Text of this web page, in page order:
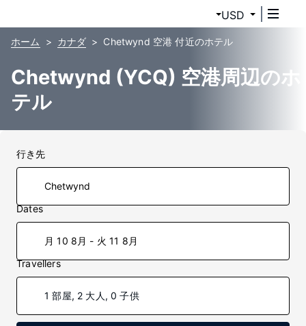
USD
ホーム カナダ Chetwynd 空港 付近のホテル
Chetwynd (YCQ) 空港周辺のホ
テル
行き先
Dates
月 10 8月 - 火 11 8月
Travellers
1 部屋, 2 大人, 0 子供